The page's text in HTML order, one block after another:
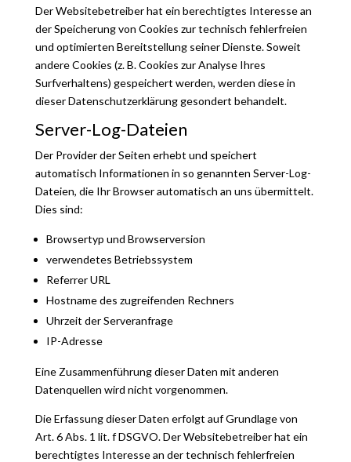
Der Websitebetreiber hat ein berechtigtes Interesse an
der Speicherung von Cookies zur technisch fehlerfreien
und optimierten Bereitstellung seiner Dienste. Soweit
andere Cookies (z. B. Cookies zur Analyse Ihres
Surfverhaltens) gespeichert werden, werden diese in
dieser Datenschutzerklärung gesondert behandelt.
Server-Log-Dateien
Der Provider der Seiten erhebt und speichert
automatisch Informationen in so genannten Server-Log-
Dateien, die Ihr Browser automatisch an uns übermittelt.
Dies sind:
Browsertyp und Browserversion
verwendetes Betriebssystem
Referrer URL
Hostname des zugreifenden Rechners
Uhrzeit der Serveranfrage
IP-Adresse
Eine Zusammenführung dieser Daten mit anderen
Datenquellen wird nicht vorgenommen.
Die Erfassung dieser Daten erfolgt auf Grundlage von
Art. 6 Abs. 1 lit. f DSGVO. Der Websitebetreiber hat ein
berechtigtes Interesse an der technisch fehlerfreien